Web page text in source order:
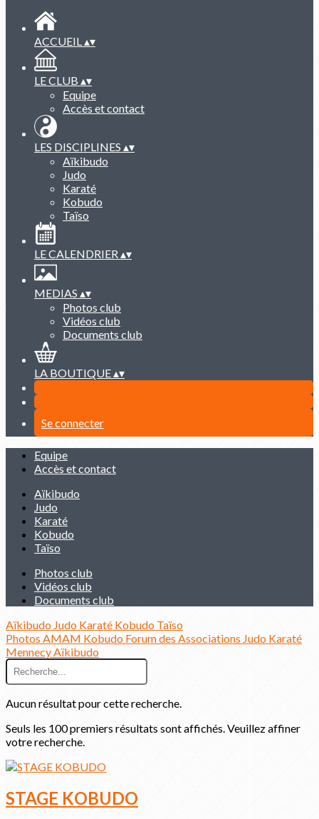
ACCUEIL▴▾
LE CLUB ▴▾
Equipe
Accès et contact
LES DISCIPLINES ▴▾
Aïkibudo
Judo
Karaté
Kobudo
Taïso
LE CALENDRIER▴▾
MEDIAS ▴▾
Photos club
Vidéos club
Documents club
LA BOUTIQUE▴▾
Se connecter
Equipe
Accès et contact
Aïkibudo
Judo
Karaté
Kobudo
Taïso
Photos club
Vidéos club
Documents club
Aïkibudo Judo Karaté Kobudo Taïso
Photos AMAM Kobudo Forum des Associations Judo Karaté
MennecyAïkibudo
Aucun résultat pour cette recherche.
Seuls les 100 premiers résultats sont affichés. Veuillez affiner
votre recherche.
STAGE KOBUDO